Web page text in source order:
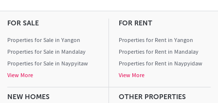
FOR SALE
Properties for Sale in Yangon
Properties for Sale in Mandalay
Properties for Sale in Naypyitaw
View More
FOR RENT
Properties for Rent in Yangon
Properties for Rent in Mandalay
Properties for Rent in Naypyidaw
View More
NEW HOMES OTHER PROPERTIES